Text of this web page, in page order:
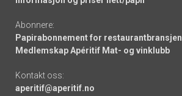
Abonnere:
Papirabonnement for restaurantbransjen
Medlemskap Apéritif Mat- og vinklubb
Kontakt oss:
aperitif@aperitif.no